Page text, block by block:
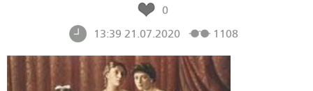
0
13:39 21.07.2020
1108